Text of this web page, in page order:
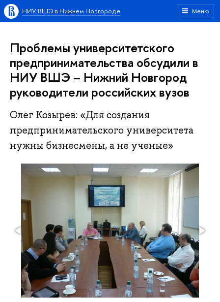
Меню
НИУ ВШЭ в Нижнем Новгороде
Проблемы университетского
предпринимательства обсудили в
НИУ ВШЭ – Нижний Новгород
руководители российских вузов
Олег Козырев: «Для создания
предпринимательского университета
нужны бизнесмены, а не ученые»